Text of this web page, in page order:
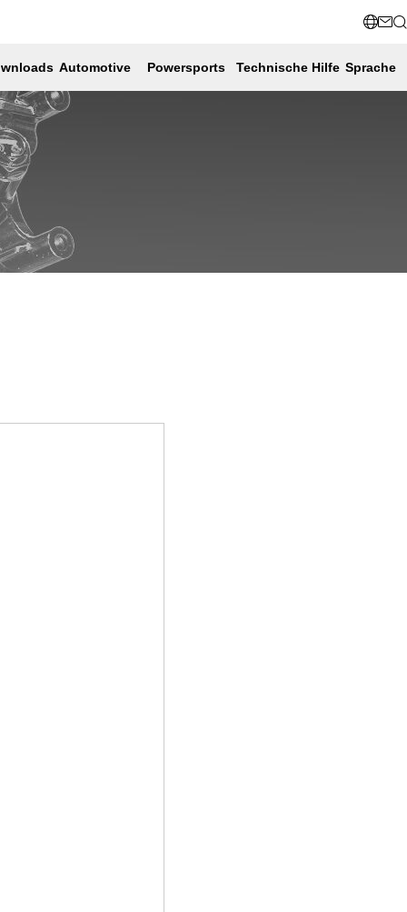
Automotive Powersports Technische Hilfe Sprache